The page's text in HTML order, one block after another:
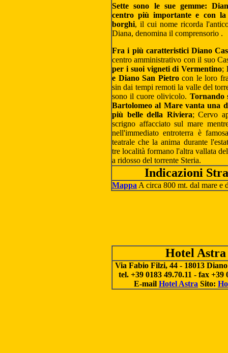
Sette sono le sue gemme:
centro più importante e con
borghi, il cui nome ricorda
Diana, denomina il comprensorio .
Fra i più caratteristici Diano
centro amministrativo con il suo
per i suoi vigneti di Vermentino;
e Diano San Pietrocon le loro
sin dai tempi remoti la valle del
sono il cuore olivicolo. Tornando
Bartolomeo al Mare vanta una
più belle della Riviera; Cervo
scrigno affacciato sul mare
nell'immediato entroterra è
teatrale che la anima durante
tre località formano l'altra vallata
a ridosso del torrente Steria.
Indicazioni
Mappa A circa 800 mt. dal mare e
Hotel Astra
Via Fabio Filzi, 44 - 18013
tel. +39 0183 49.70.11 - fax +39
E-mail Hotel Astra Sito: